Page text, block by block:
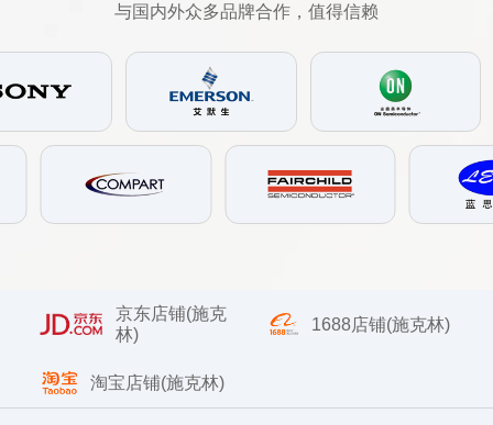
与国内外众多品牌合作，值得信赖
京东店铺(施克
林)
1688店铺(施克林)
淘宝店铺(施克林)